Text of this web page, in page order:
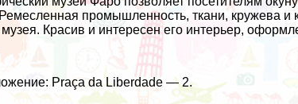
промышленность, ткани, кружева
Красив и интересен его интерьер,
Praça da Liberdade — 2.